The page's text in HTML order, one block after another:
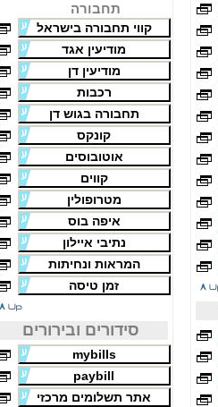
תחבורה
קווי תחבורה בישראל
מודיעין אגד
מודיעין דן
רכבות
תחבורה בגוש דן
קונקס
אוטובוסים
קווים
מטרופולין
איפה בוס
נתיבי איילון
המראות ונחיתות
זמן טיסה
סידורים ובירורים
mybills
paybill
אתר תשלומים מרכזי